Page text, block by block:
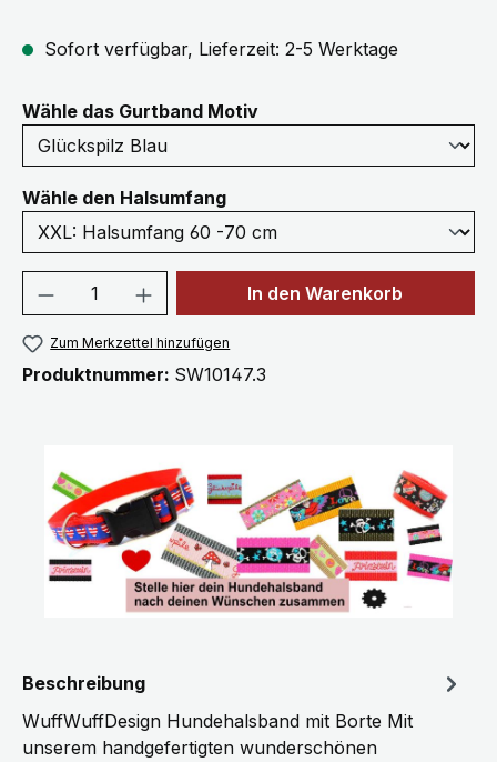
Sofort verfügbar, Lieferzeit: 2-5 Werktage
Wähle das Gurtband Motivauswählen
Wähle den Halsumfangauswählen
Produkt Anzahl: Gib denIn den Warenkorb
Zum Merkzettel hinzufügen
Produktnummer: SW10147.3
Beschreibung
WuffWuffDesign Hundehalsband mit Borte Mit
unserem handgefertigten wunderschönen